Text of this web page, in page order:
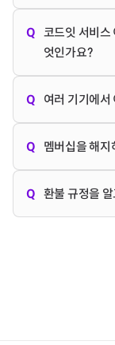
- 프로그래밍
프로그래밍 오
적인 이해와 프
분야와 진로가
프로그래밍 시
JavaScript
JavaScript 언
바로가기를 클
[구독 이력이
쿠폰 적용은 로
미지 > 계정 설
등록 후 사용
그 외 쿠폰 사
직접문의로 남
코드잇 강의
레슨은 동영상
위의 수업이에
어 수강할 수
기만 해도 목표
픽을 단계별로
순서대로 토
Q 코드잇 서비스
엇인가요?
[데스크톱 브
크롬 브라우저
크롬 브라
https://
https://
Q 여러 기기에서
노트북, 태블릿
iPhone 및
하실 수 있습니
Q 멤버십을 해지
해지 신청 시
해 해지가 가
에서 확인하실
Q 환불 규정을
조 별표3)에